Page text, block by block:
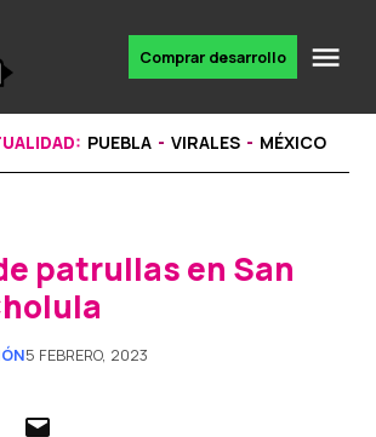
noticias
Comprar desarrollo
PUEBLA VIRALES MÉXICO
patrullas en San
5 FEBRERO, 2023